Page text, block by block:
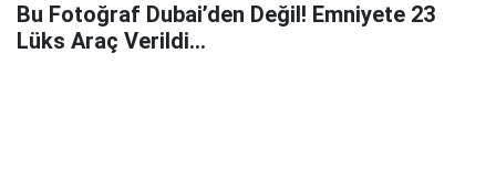
Bu Fotoğraf Dubai’den Değil! Emniyete 23
Lüks Araç Verildi…